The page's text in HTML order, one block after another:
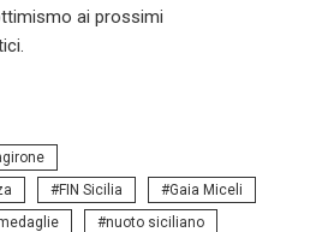
ai prossimi
FIN Sicilia
Gaia Miceli
nuoto siciliano